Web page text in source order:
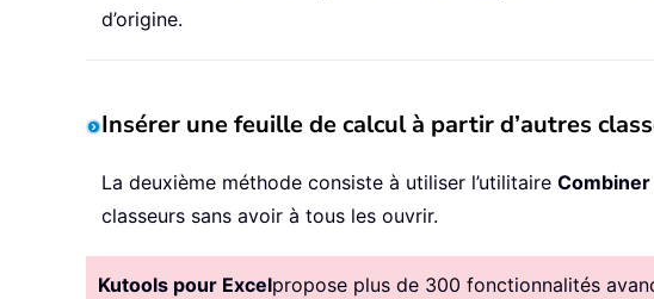
d’origine.
Insérer une feuille de calcul à partir d’autres
La deuxième méthode consiste à utiliser l’utilitaire Combiner
classeurs sans avoir à tous les ouvrir.
Kutools pour Excelpropose plus de 300 fonctionnalités